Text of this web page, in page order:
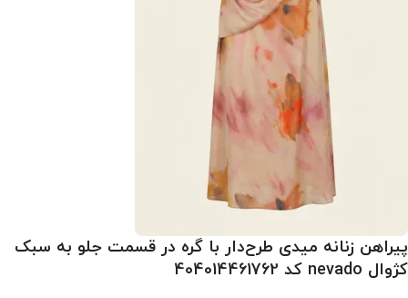
پیراهن زنانه میدی طرح‌دار با گره در قسمت جلو به سبک
کژوال nevado کد 404014461762